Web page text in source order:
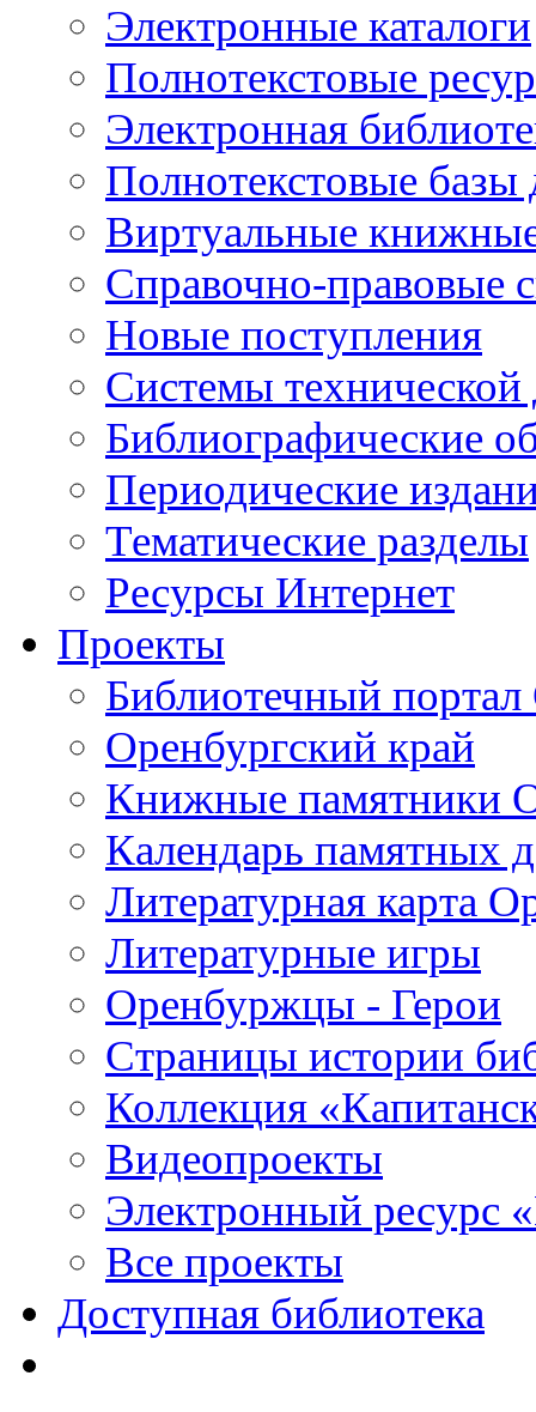
Электронные каталоги
Полнотекстовые
Электронная
Полнотекстовые
Виртуальные
Справочно-правовые
Новые поступления
Cистемы
Библиографические
Периодические
Тематические разделы
Ресурсы Интернет
Проекты
Библиотечный портал
Оренбургский край
Книжные памятники
Календарь памятных
Литературная карта
Литературные игры
Оренбуржцы - Герои
Страницы истории
Коллекция
Видеопроекты
Электронный ресурс
Все проекты
Доступная библиотека